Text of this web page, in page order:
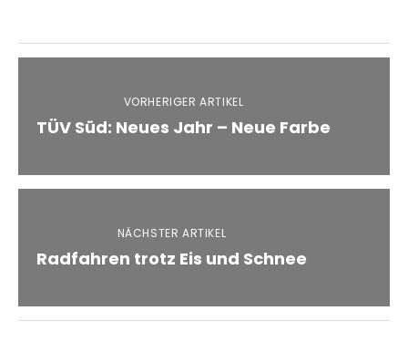
VORHERIGER ARTIKEL
TÜV Süd: Neues Jahr – Neue Farbe
NÄCHSTER ARTIKEL
Radfahren trotz Eis und Schnee